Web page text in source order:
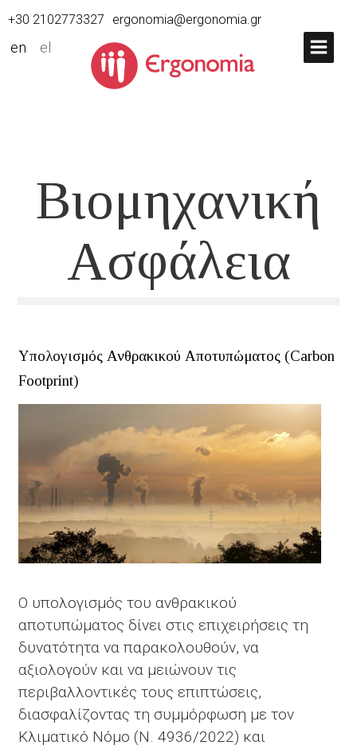
+30 2102773327 ergonomia@ergonomia.gr
en el
Βιομηχανική
Ασφάλεια
Υπολογισμός Ανθρακικού Αποτυπώματος (Carbon
Footprint)
Ο υπολογισμός του ανθρακικού
αποτυπώματος δίνει στις επιχειρήσεις τη
δυνατότητα να παρακολουθούν, να
αξιολογούν και να μειώνουν τις
περιβαλλοντικές τους επιπτώσεις,
διασφαλίζοντας τη συμμόρφωση με τον
Κλιματικό Νόμο (Ν. 4936/2022) και